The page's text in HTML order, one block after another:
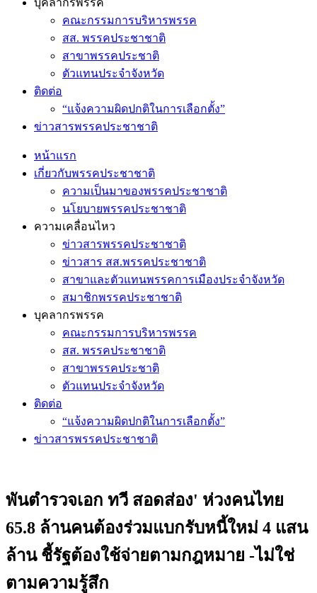
คณะกรรมการบริหารพรรค
สส. พรรคประชาชาติ
สาขาพรรคประชาติ
ตัวแทนประจำจังหวัด
ติดต่อ
“แจ้งความผิดปกติในการเลือกตั้ง”
ข่าวสารพรรคประชาชาติ
หน้าแรก
เกี่ยวกับพรรคประชาชาติ
ความเป็นมาของพรรคประชาชาติ
นโยบายพรรคประชาชาติ
ความเคลื่อนไหว
ข่าวสารพรรคประชาชาติ
ข่าวสาร สส.พรรคประชาชาติ
สาขาและตัวแทนพรรคการเมืองประจำจังหวัด
สมาชิกพรรคประชาชาติ
บุคลากรพรรค
คณะกรรมการบริหารพรรค
สส. พรรคประชาชาติ
สาขาพรรคประชาติ
ตัวแทนประจำจังหวัด
ติดต่อ
“แจ้งความผิดปกติในการเลือกตั้ง”
ข่าวสารพรรคประชาชาติ
พันตำรวจเอก ทวี สอดส่อง' ห่วงคนไทย
65.8 ล้านคนต้องร่วมแบกรับหนี้ใหม่ 4 แสน
ล้าน ชี้รัฐต้องใช้จ่ายตามกฎหมาย -ไม่ใช่
ตามความรู้สึก